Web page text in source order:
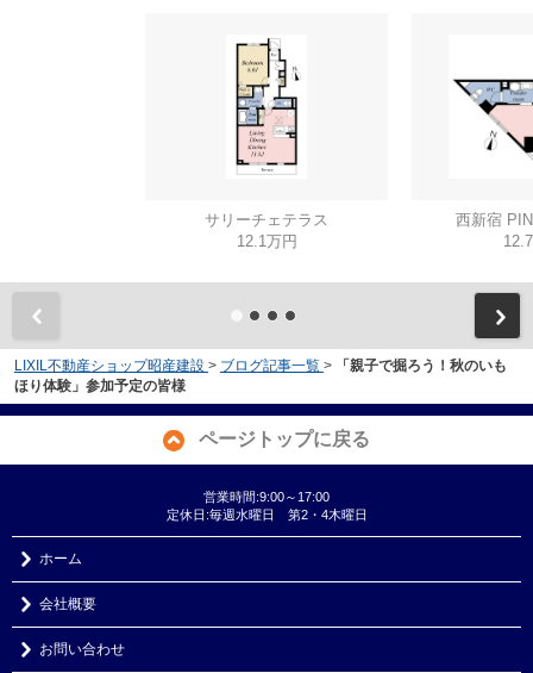
サリーチェテラス
12.1万円
西新宿
LIXIL不動産ショップ昭産建設 > ブログ記事一覧 >
「親子で掘ろう！秋のいも
ほり体験」参加予定の皆様
ページトップに戻る
営業時間:9:00～17:00
定休日:毎週水曜日 第2・4木曜日
ホーム
会社概要
お問い合わせ